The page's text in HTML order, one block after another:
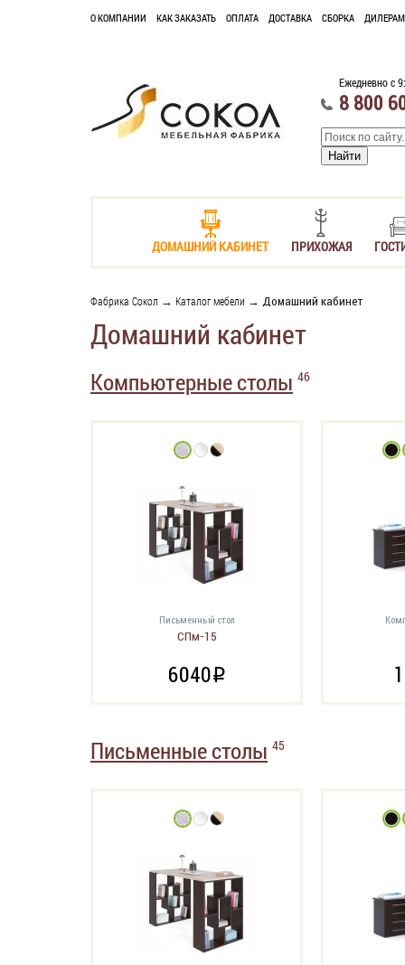
О КОМПАНИИ КАК ЗАКАЗАТЬ ОПЛАТА ДОСТАВКА СБОРКА ДИЛЕРАМ
Ежедневно с
8 800
ДОМАШНИЙ КАБИНЕТ ПРИХОЖАЯ
Фабрика Сокол → Каталог мебели → Домашний кабинет
Домашний кабинет
Компьютерные столы 46
Письменный стол
СПм-15
6040i
Письменные столы 45